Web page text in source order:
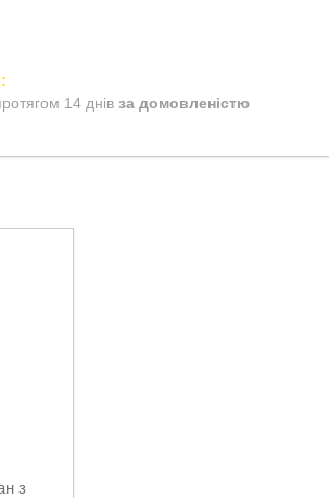
14 днів за домовленістю
з